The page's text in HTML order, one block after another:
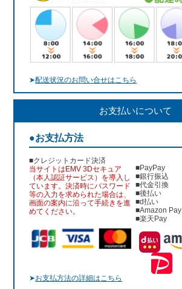
➤配送状況のお問い合せはこちら
お支払いについて
●お支払方法
■クレジットカード決済
当サイトはEMV 3Dセキュア
（本人認証サービス）を導入し
ています。決済時にパスワード
等の入力を求められた場合は、
画面の案内に沿って手続きを進
めてください。
■PayPay
■銀行振込
■代金引換
■後払い
■d払い
■Amazon Pay
■楽天Pay
➤お支払方法の詳細はこちら